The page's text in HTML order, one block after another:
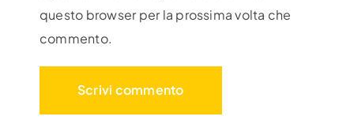
questo browser per la prossima volta che
commento.